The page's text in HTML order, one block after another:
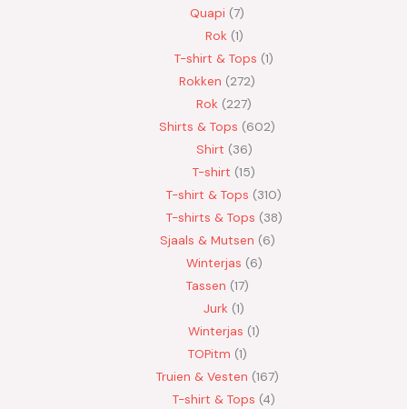
Quapi 7
Rok 1
T-shirt & Tops 1
Rokken 272
Rok 227
Shirts & Tops 602
Shirt 36
T-shirt 15
T-shirt & Tops 310
T-shirts & Tops 38
Sjaals & Mutsen 6
Winterjas 6
Tassen 17
Jurk 1
Winterjas 1
TOPitm 1
Truien & Vesten 167
T-shirt & Tops 4